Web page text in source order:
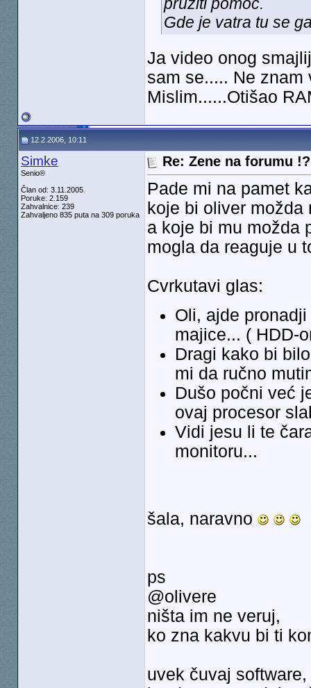
pruziti pomoc.
Gde je vatra tu se
Ja video onog
sam se..... Ne znam
Mislim......Otišao
12.2.2006, 10:11
Simke
Senio®
Član od: 3.11.2005.
Poruke: 2.159
Zahvalnice: 239
Zahvaljeno 835 puta na 309 poruka
Re: Zene na forumu
Pade mi na pamet
koje bi oliver možda
a koje bi mu možda
mogla da reaguje u
Cvrkutavi glas:
Oli, ajde
majice... ( HDD-
Dragi kako bi
mi da ručno
Dušo počni već
ovaj procesor
Vidi jesu li te
monitoru...
šala, naravno
ps
@olivere
ništa im ne veruj,
ko zna kakvu bi ti
uvek čuvaj software,